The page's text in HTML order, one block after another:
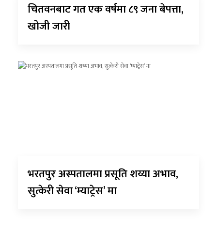
चितवनबाट गत एक वर्षमा ८९ जना बेपत्ता,
खोजी जारी
भरतपुर अस्पतालमा प्रसूति शय्या अभाव,
सुत्केरी सेवा ‘म्याट्रेस’ मा